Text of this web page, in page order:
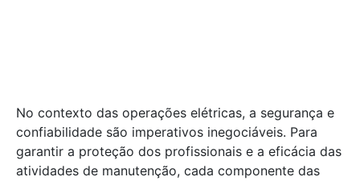
No contexto das operações elétricas, a segurança e
confiabilidade são imperativos inegociáveis. Para
garantir a proteção dos profissionais e a eficácia das
atividades de manutenção, cada componente das